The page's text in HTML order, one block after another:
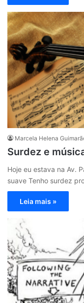
Marcela Helena
Surdez e
Hoje eu estava na Av.
suave Tenho surdez
Leia mais »